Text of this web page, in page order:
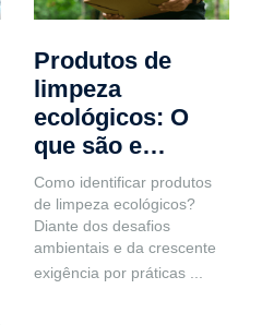
Produtos de
limpeza
ecológicos: O
que são e…
Como identificar produtos
de limpeza ecológicos?
Diante dos desafios
ambientais e da crescente
exigência por práticas